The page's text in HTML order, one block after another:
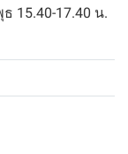
15.40-17.40 น.